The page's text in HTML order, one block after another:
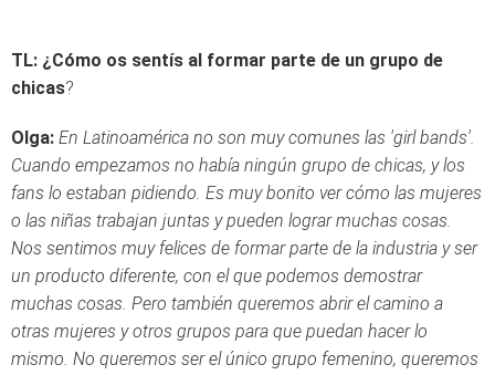
TL: ¿Cómo os sentís al formar parte de un grupo de
chicas?
Olga: En Latinoamérica no son muy comunes las 'girl bands'.
Cuando empezamos no había ningún grupo de chicas, y los
fans lo estaban pidiendo. Es muy bonito ver cómo las mujeres
o las niñas trabajan juntas y pueden lograr muchas cosas.
Nos sentimos muy felices de formar parte de la industria y ser
un producto diferente, con el que podemos demostrar
muchas cosas. Pero también queremos abrir el camino a
otras mujeres y otros grupos para que puedan hacer lo
mismo. No queremos ser el único grupo femenino, queremos